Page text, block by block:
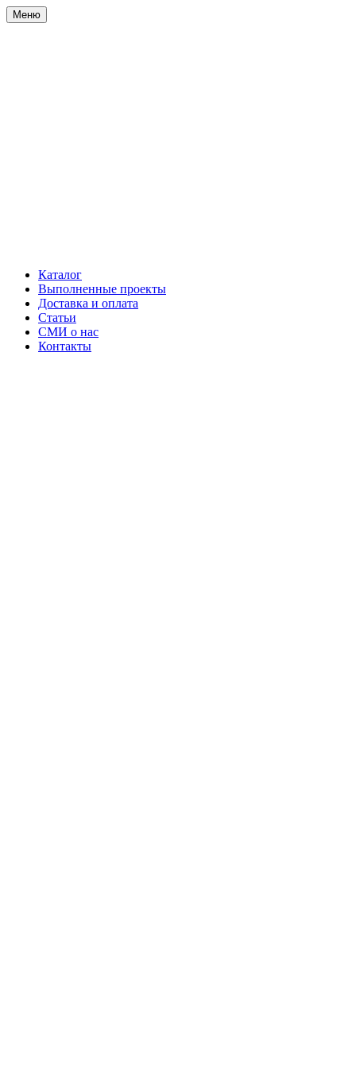
Меню
Каталог
Выполненные проекты
Доставка и оплата
Статьи
СМИ о нас
Контакты